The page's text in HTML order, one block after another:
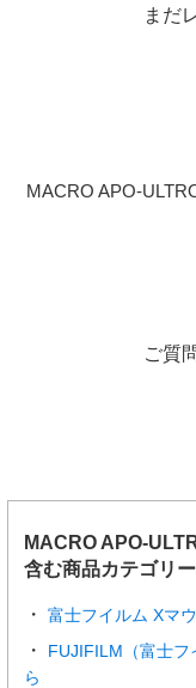
まだ
MACRO APO-
ご質
MACRO APO-
含む商品カテゴリー
富士フイルム Xマ
FUJIFILM（富士フ
ら